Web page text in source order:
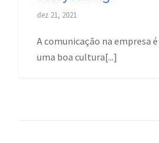
dez 21, 2021
A comunicação na empresa
uma boa cultura[...]